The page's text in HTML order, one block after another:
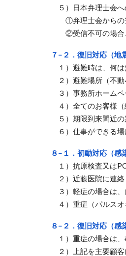
５）日本弁理士会へ
①弁理士会からの安
②受信不可の場合、
７−２．復旧対応（地
１）避難時は、何は
２）避難場所（不動
３）事務所ホームペ
４）全てのお客様（
５）期限到来間近の
６ ）仕事ができる
８−１．初動対応（感
１）抗原検査又は
２）近藤医院に連絡
３）軽症の場合は、
４）重症（パルスオ
８−２．復旧対応（感
１）重症の場合は、
２）上記を主要顧客